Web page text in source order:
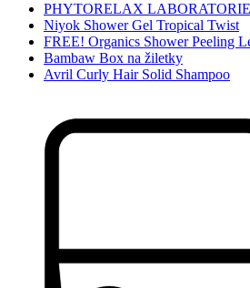
PHYTORELAX
Niyok Shower Gel Tropical Twist
FREE! Organics Shower Peeling
Bambaw Box na žiletky
Avril Curly Hair Solid Shampoo